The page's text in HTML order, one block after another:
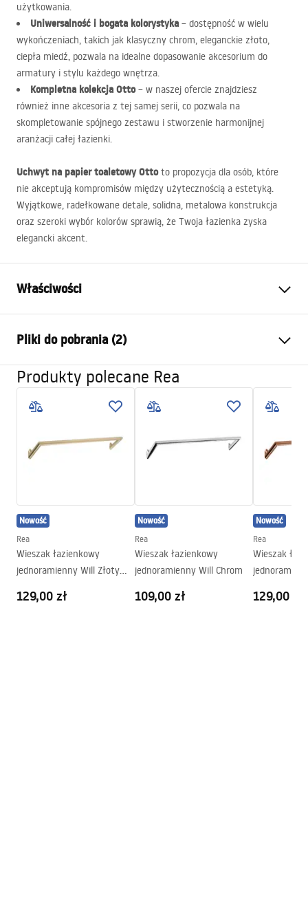
użytkowania.
Uniwersalność i bogata kolorystyka – dostępność w wielu
wykończeniach, takich jak klasyczny chrom, eleganckie złoto,
ciepła miedź, pozwala na idealne dopasowanie akcesorium do
armatury i stylu każdego wnętrza.
Kompletna kolekcja Otto– w naszej ofercie znajdziesz
również inne akcesoria z tej samej serii, co pozwala na
skompletowanie spójnego zestawu i stworzenie harmonijnej
aranżacji całej łazienki.
Uchwyt na papier toaletowy Ottoto propozycja dla osób, które
nie akceptują kompromisów między użytecznością a estetyką.
Wyjątkowe, radełkowane detale, solidna, metalowa konstrukcja
oraz szeroki wybór kolorów sprawią, że Twoja łazienka zyska
elegancki akcent.
Właściwości
Materiał:
Sposób montażu:
Przykręcany
Szerokość (mm):
140mm
Wysokość (mm):
95
Seria:
Pliki do pobrania (2)
Warunki gwarancji
Warranty_Terms_and_Conditions_Accessories_-_24.pdf
Informacje o bezpieczeństwie
Produkty polecane Rea
Nowość
Rea
Wieszak łazienkowy
jednoramienny Will Złoty
129,00 zł
Nowość
Rea
Wieszak łazienkowy
jednoramienny Will Chrom
109,00 zł
Nowość
Rea
Wieszak
129,00 zł